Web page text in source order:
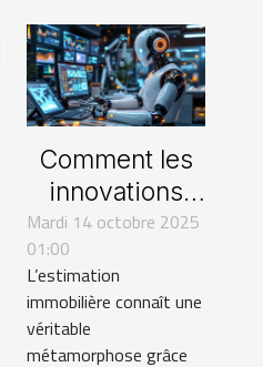
Comment les
innovations
technologiques
révolutionnent-
elles
l'estimation
immobilière ?
Mardi 14 octobre 2025
01:00
L’estimation
immobilière connaît une
véritable
métamorphose grâce